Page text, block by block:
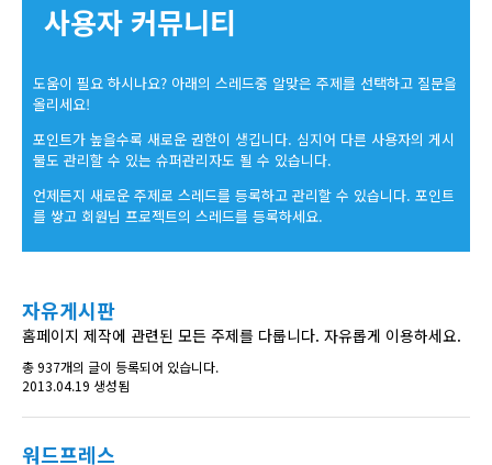
사용자 커뮤니티
도움이 필요 하시나요? 아래의 스레드중 알맞은 주제를 선택하고 질문을
올리세요!
포인트가 높을수록 새로운 권한이 생깁니다. 심지어 다른 사용자의 게시
물도 관리할 수 있는 슈퍼관리자도 될 수 있습니다.
언제든지 새로운 주제로 스레드를 등록하고 관리할 수 있습니다. 포인트
를 쌓고 회원님 프로젝트의 스레드를 등록하세요.
자유게시판
홈페이지 제작에 관련된 모든 주제를 다룹니다. 자유롭게 이용하세요.
총 937개의 글이 등록되어 있습니다.
2013.04.19 생성됨
워드프레스